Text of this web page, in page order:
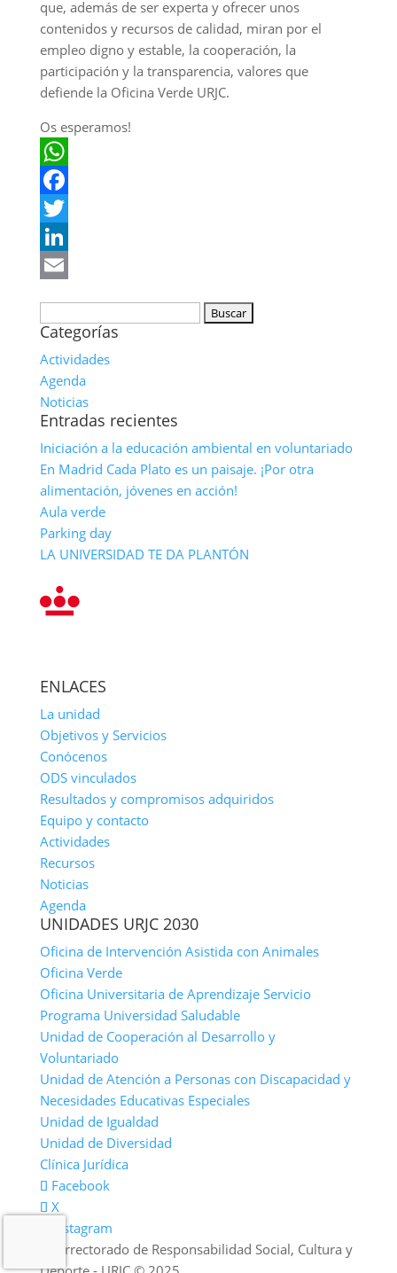
que, además de ser experta y ofrecer unos
contenidos y recursos de calidad, miran por el
empleo digno y estable, la cooperación, la
participación y la transparencia, valores que
defiende la Oficina Verde URJC.
Os esperamos!
WhatsApp
Facebook
Twitter
LinkedIn
Categorías
Actividades
Agenda
Noticias
Entradas recientes
Iniciación a la educación ambiental en voluntariado
En Madrid Cada Plato es un paisaje. ¡Por otra
alimentación, jóvenes en acción!
Aula verde
Parking day
LA UNIVERSIDAD TE DA PLANTÓN
ENLACES
La unidad
Objetivos y Servicios
Conócenos
ODS vinculados
Resultados y compromisos adquiridos
Equipo y contacto
Actividades
Recursos
Noticias
Agenda
UNIDADES URJC 2030
Oficina de Intervención Asistida con Animales
Oficina Verde
Oficina Universitaria de Aprendizaje Servicio
Programa Universidad Saludable
Unidad de Cooperación al Desarrollo y
Voluntariado
Unidad de Atención a Personas con Discapacidad y
Necesidades Educativas Especiales
Unidad de Igualdad
Unidad de Diversidad
Clínica Jurídica
Facebook
X
Instagram
Vicerrectorado de Responsabilidad Social, Cultura y